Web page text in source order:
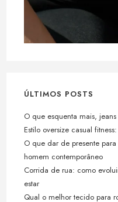
ÚLTIMOS POSTS
O que esquenta mais,
Estilo oversize casual
O que dar de presente
homem contemporâneo
Corrida de rua: como
estar
Qual o melhor tecido para